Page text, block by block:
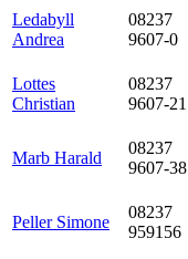
Ledabyll
Andrea
08237
9607-0
Lottes
Christian
08237
9607-21
Marb Harald
08237
9607-38
Peller Simone
08237
959156